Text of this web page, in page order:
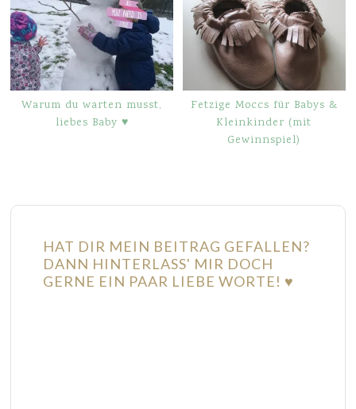
Warum du warten musst,
liebes Baby ♥
Fetzige Moccs für Babys &
Kleinkinder (mit
Gewinnspiel)
HAT DIR MEIN BEITRAG GEFALLEN?
DANN HINTERLASS' MIR DOCH
GERNE EIN PAAR LIEBE WORTE! ♥